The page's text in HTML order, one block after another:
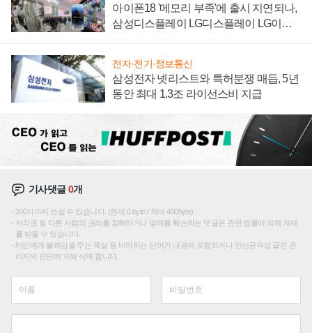
아이폰18 '메모리 부족'에 출시 지연되나,
삼성디스플레이 LG디스플레이 LG이노
전자·전기·정보통신
삼성전자 넷리스트와 특허분쟁 매듭, 5년
동안 최대 1.3조 라이선스비 지급
기사댓글0개
200자까지 쓰실 수 있습니다. (현재 0 byte / 최대 400byte)
저작권 등 다른 사람의 권리를 침해하거나 명예를 훼손하는 댓글은 관련 법률에 의해 제재
를 받을 수 있습니다.
타인에게 불쾌감을 주는 욕설 등 비하하는 단어가 내용에 포함되거나 인신공격성 글은 관
리자의 판단에 의해 삭제 합니다.